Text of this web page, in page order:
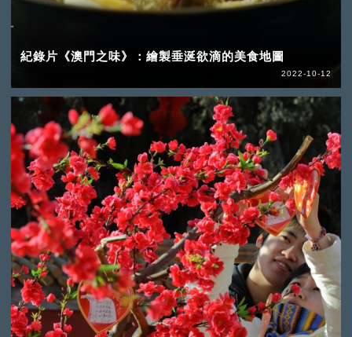
紀錄片《澳門之味》：繪製垂涎欲滴的美食地圖
2022-10-12